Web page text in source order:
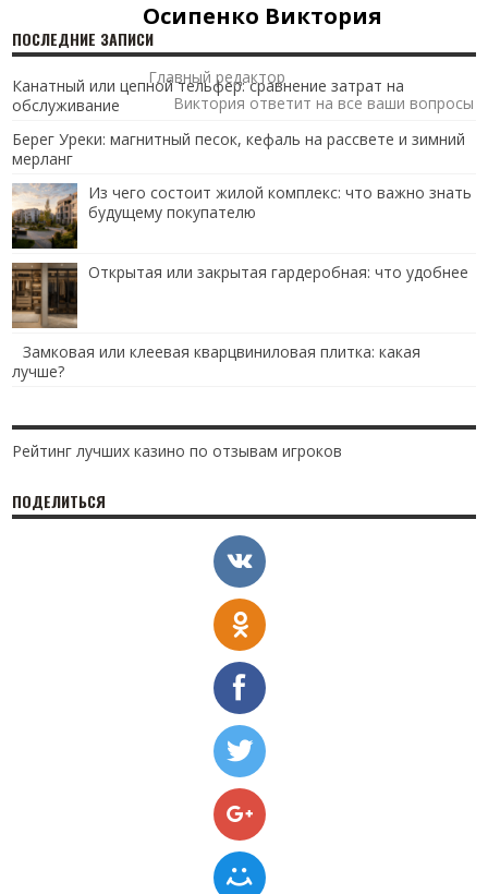
Осипенко Виктория
Главный редактор
Виктория ответит на все ваши вопросы
ПОСЛЕДНИЕ ЗАПИСИ
Канатный или цепной тельфер: сравнение затрат на
обслуживание
Берег Уреки: магнитный песок, кефаль на рассвете и зимний
мерланг
Из чего состоит жилой комплекс: что важно знать
будущему покупателю
Открытая или закрытая гардеробная: что удобнее
Замковая или клеевая кварцвиниловая плитка: какая
лучше?
Рейтинг лучших казино по отзывам игроков
ПОДЕЛИТЬСЯ